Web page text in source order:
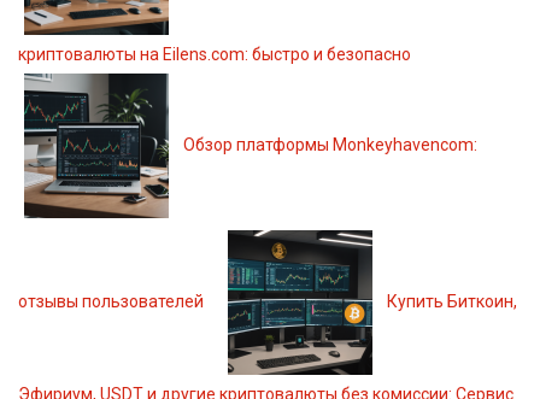
криптовалюты на Eilens.com: быстро и безопасно
Обзор платформы Monkeyhavencom:
отзывы пользователей Купить Биткоин,
Эфириум, USDT и другие криптовалюты без комиссии: Сервис